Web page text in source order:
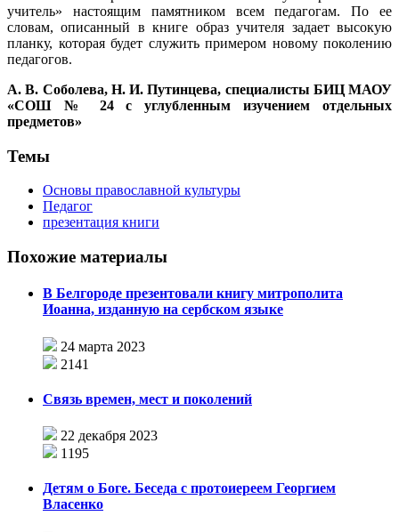
учитель» настоящим памятником всем педагогам. По ее
словам, описанный в книге образ учителя задает высокую
планку, которая будет служить примером новому поколению
педагогов.
А. В. Соболева, Н. И. Путинцева, специалисты БИЦ МАОУ
«СОШ № 24 с углубленным изучением отдельных
предметов»
Темы
Основы православной культуры
Педагог
презентация книги
Похожие материалы
В Белгороде презентовали книгу митрополита
Иоанна, изданную на сербском языке
24 марта 2023
2141
Связь времен, мест и поколений
22 декабря 2023
1195
Детям о Боге. Беседа с протоиереем Георгием
Власенко